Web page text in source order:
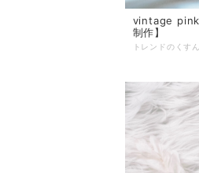
vintage
制作】